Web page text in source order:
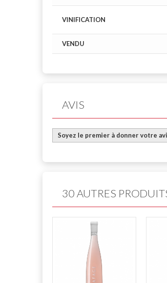
VINIFICATION
VENDU
AVIS
Soyez le premier à donner votre
30 AUTRES